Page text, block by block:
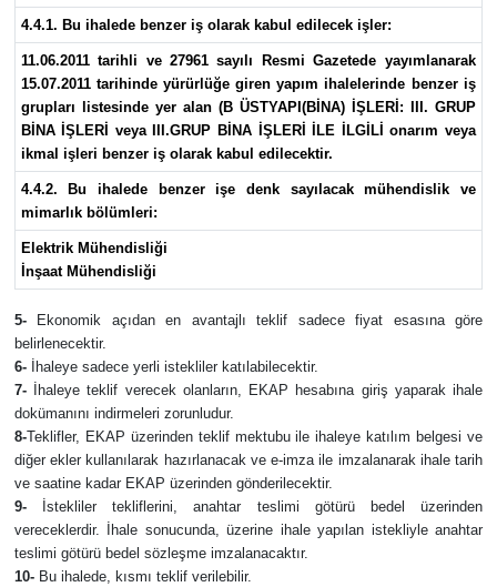
4.4.1. Bu ihalede benzer iş olarak kabul edilecek işler:
11.06.2011 tarihli ve 27961 sayılı Resmi Gazetede yayımlanarak
15.07.2011 tarihinde yürürlüğe giren yapım ihalelerinde benzer iş
grupları listesinde yer alan (B ÜSTYAPI(BİNA) İŞLERİ: III. GRUP
BİNA İŞLERİ veya III.GRUP BİNA İŞLERİ İLE İLGİLİ onarım veya
ikmal işleri benzer iş olarak kabul edilecektir.
4.4.2. Bu ihalede benzer işe denk sayılacak mühendislik ve
mimarlık bölümleri:
Elektrik Mühendisliği
İnşaat Mühendisliği
5-Ekonomik açıdan en avantajlı teklif sadece fiyat esasına göre
belirlenecektir.
6-
İhaleye sadece yerli istekliler katılabilecektir.
7-İhaleye teklif verecek olanların, EKAP hesabına giriş yaparak ihale
dokümanını indirmeleri zorunludur.
8-Teklifler, EKAP üzerinden teklif mektubu ile ihaleye katılım belgesi ve
diğer ekler kullanılarak hazırlanacak ve e-imza ile imzalanarak ihale tarih
ve saatine kadar EKAP üzerinden gönderilecektir.
9-İstekliler tekliflerini, anahtar teslimi götürü bedel üzerinden
vereceklerdir. İhale sonucunda, üzerine ihale yapılan istekliyle anahtar
teslimi götürü bedel sözleşme imzalanacaktır.
10-Bu ihalede, kısmı teklif verilebilir.